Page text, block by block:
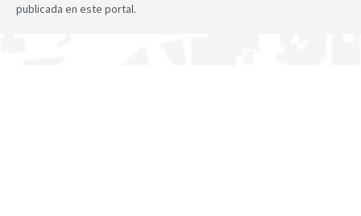
publicada en este portal.